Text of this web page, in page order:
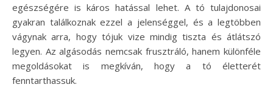
egészségére is káros hatással lehet. A tó tulajdonosai
gyakran találkoznak ezzel a jelenséggel, és a legtöbben
vágynak arra, hogy tójuk vize mindig tiszta és átlátszó
legyen. Az algásodás nemcsak frusztráló, hanem különféle
megoldásokat is megkíván, hogy a tó életterét
fenntarthassuk.